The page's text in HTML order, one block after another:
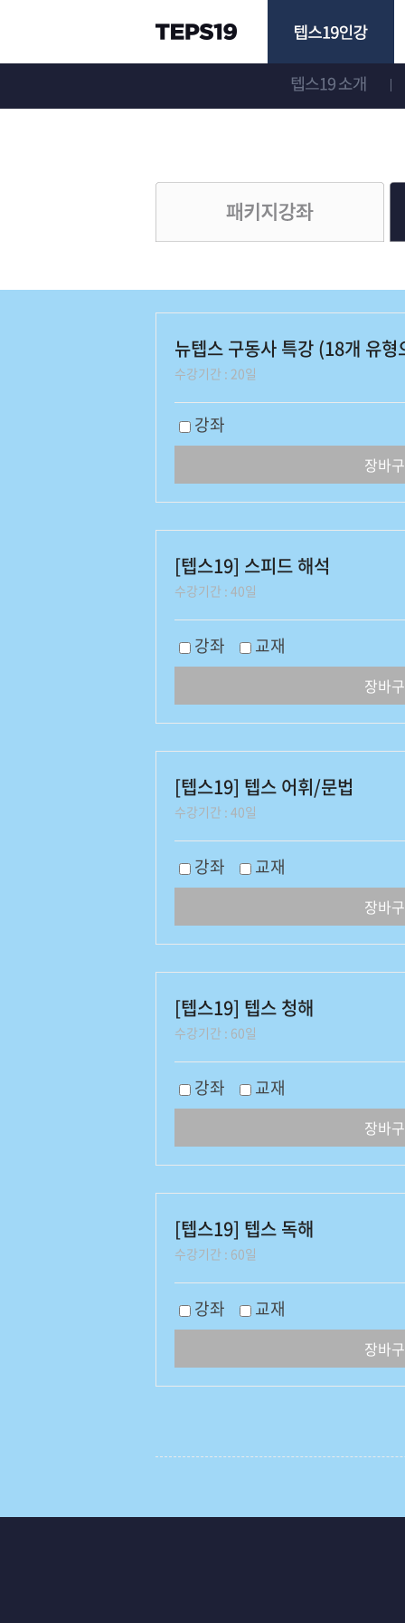
뉴텝스 구동사 특강 (18개 유형
수강기간 : 20일
강좌
장바
[텝스19] 스피드 해석
수강기간 : 40일
강좌 교재
장바
[텝스19] 텝스 어휘/문법
수강기간 : 40일
강좌 교재
장바
[텝스19] 텝스 청해
수강기간 : 60일
강좌 교재
장바
[텝스19] 텝스 독해
수강기간 : 60일
강좌 교재
장바